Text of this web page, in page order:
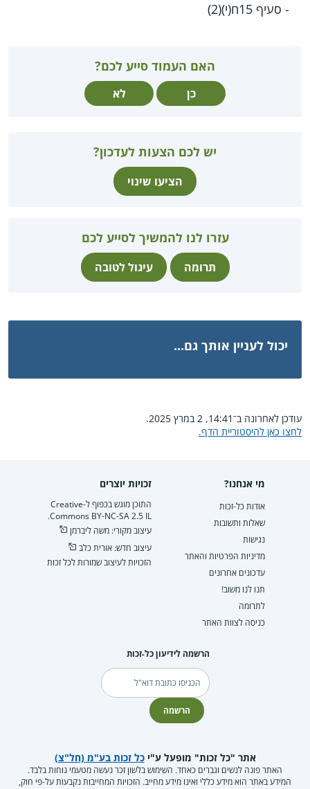
- סעיף 15ח(י)(2)
האם העמוד סייע לכם?
כן לא
יש לכם הצעות לעדכון?
הציעו שינוי
עזרו לנו להמשיך לסייע לכם
תרומה עיגול לטובה
יכול לעניין אותך גם...
עודכן לאחרונה ב־14:41, 2 במרץ 2025.
לחצו כאן להיסטוריית הדף.
מי אנחנו?
אודות כל-זכות
שאלות ותשובות
נגישות
מדיניות הפרטיות והאתר
עדכונים אחרונים
תנו לנו משוב!
לתרומה
כניסה לצוות האתר
זכויות יוצרים
התוכן מוגש בכפוף ל-Creative
Commons BY-NC-SA 2.5 IL.
עיצוב מקורי: משה ליברמן
עיצוב חדש: אורית כלב
הזכויות לעיצוב שמורות לכל זכות
הרשמה לידיעון כל-זכות
דוא"ל
הרשמה
אתר "כל זכות" מופעל ע"יכל זכות בע"מ (חל"צ)
האתר פונה לנשים וגברים כאחד. השימוש בלשון זכר נעשה מטעמי נוחות בלבד.
המידע באתר הוא מידע כללי ואינו מידע מחייב. הזכויות המחייבות נקבעות על-פי חוק,